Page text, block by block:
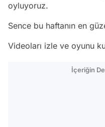
oyluyoruz.
Sence bu haftanın en
Videoları izle ve oyunu
İçeriğin